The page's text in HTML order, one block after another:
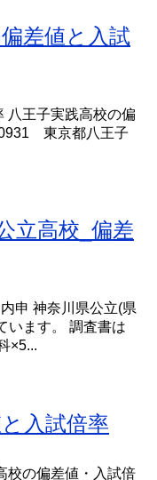
差値と入試
八王子実践高校の偏
東京都八王子
立高校_偏差
申 神奈川県公立(県
います。 調査書は
×5...
入試倍率
校の偏差値・入試倍